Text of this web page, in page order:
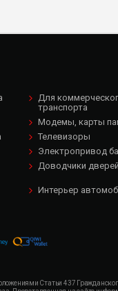
Для
транспорта
Модемы, карты
Телевизоры
Электропривод
Доводчики дверей
Интерьер
Статьи 437